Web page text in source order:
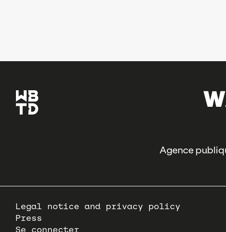
Agence
Pied
de
page
Legal notice and privacy policy
Press
Se connecter